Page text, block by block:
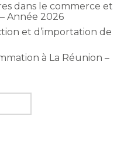
dans le commerce et
Année 2026
et d’importation de
à La Réunion –